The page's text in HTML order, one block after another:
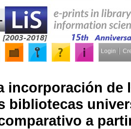
Login
incorporación de
bibliotecas
a